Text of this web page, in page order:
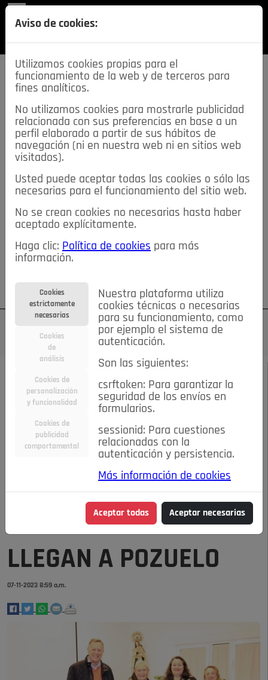
SECCIONES
descarga esta
REVISTA
≡NOTICIAS
NOTICIAS SERVICIOS DE INTERÉS
TABLÓN DE ANUNCIOS MIS ANUNCIOS CONTACTO
NOSOTROS
Su cuenta Regístrese ¿Olvidó su contraseña?
NOVIEMBRE DE 2023
Escucha el audio de este artículo:
LOS FOROS-ASE LLEGAN A POZUELO
LOS FOROS-ASE
LLEGAN A POZUELO
07-11-2023 8:59 a.m.
Aviso de cookies:
Utilizamos cookies propias para el
funcionamiento de la web y de terceros para
fines analíticos.
No utilizamos cookies para mostrarle publicidad
relacionada con sus preferencias en base a un
perfil elaborado a partir de sus hábitos de
navegación (ni en nuestra web ni en sitios web
visitados).
Usted puede aceptar todas las cookies o sólo las
necesarias para el funcionamiento del sitio web.
No se crean cookies no necesarias hasta haber
aceptado explícitamente.
Haga clic: Política de cookies para más
información.
Cookies
estrictamente
necesarias
Cookies
de
análisis
Cookies de
personalización
y funcionalidad
Cookies de
publicidad
comportamental
Nuestra plataforma utiliza
cookies técnicas o necesarias
para su funcionamiento, como
por ejemplo el sistema de
autenticación.
Son las siguientes:
csrftoken: Para garantizar la
seguridad de los envíos en
formularios.
sessionid: Para cuestiones
relacionadas con la
autenticación y persistencia.
Más información de cookies
Aceptar todas Aceptar necesarias